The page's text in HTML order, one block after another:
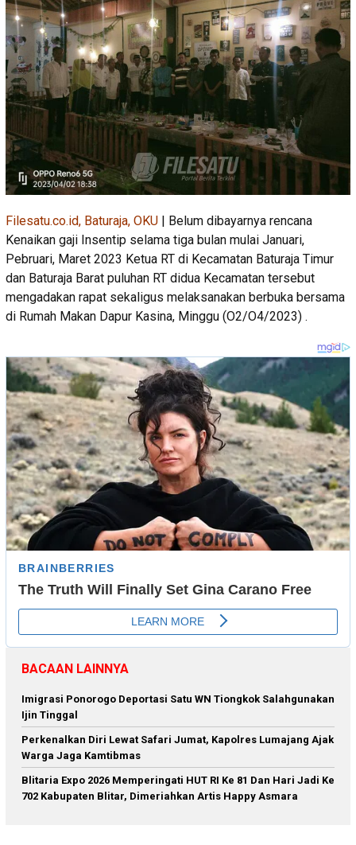
Filesatu.co.id, Baturaja, OKU | Belum dibayarnya rencana
Kenaikan gaji Insentip selama tiga bulan mulai Januari,
Pebruari, Maret 2023 Ketua RT di Kecamatan Baturaja Timur
dan Baturaja Barat puluhan RT didua Kecamatan tersebut
mengadakan rapat sekaligus melaksanakan berbuka bersama
di Rumah Makan Dapur Kasina, Minggu (O2/O4/2023) .
BACAAN LAINNYA
Imigrasi Ponorogo Deportasi Satu WN Tiongkok Salahgunakan
Ijin Tinggal
Perkenalkan Diri Lewat Safari Jumat, Kapolres Lumajang Ajak
Warga Jaga Kamtibmas
Blitaria Expo 2026 Memperingati HUT RI Ke 81 Dan Hari Jadi Ke
702 Kabupaten Blitar, Dimeriahkan Artis Happy Asmara